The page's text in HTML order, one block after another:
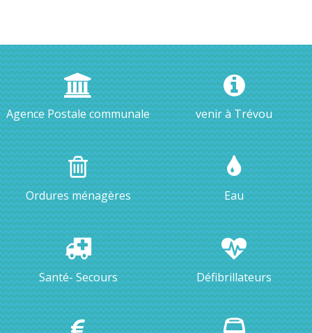
Agence Postale communale venir à Trévou
Ordures ménagères Eau
Santé- Secours Défibrillateurs